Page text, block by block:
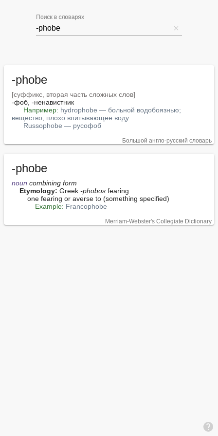
Поиск в словарях
-phobe
[суффикс, вторая часть сложных слов]
-фоб, -ненавистник
Например: hydrophobe — больной водобоязнью;
вещество, плохо впитывающее воду
Russophobe — русофоб
Большой англо-русский словарь
-phobe
noun combining form
Etymology: Greek -phobos fearing
Example: Francophobe
Merriam-Webster's Collegiate Dictionary